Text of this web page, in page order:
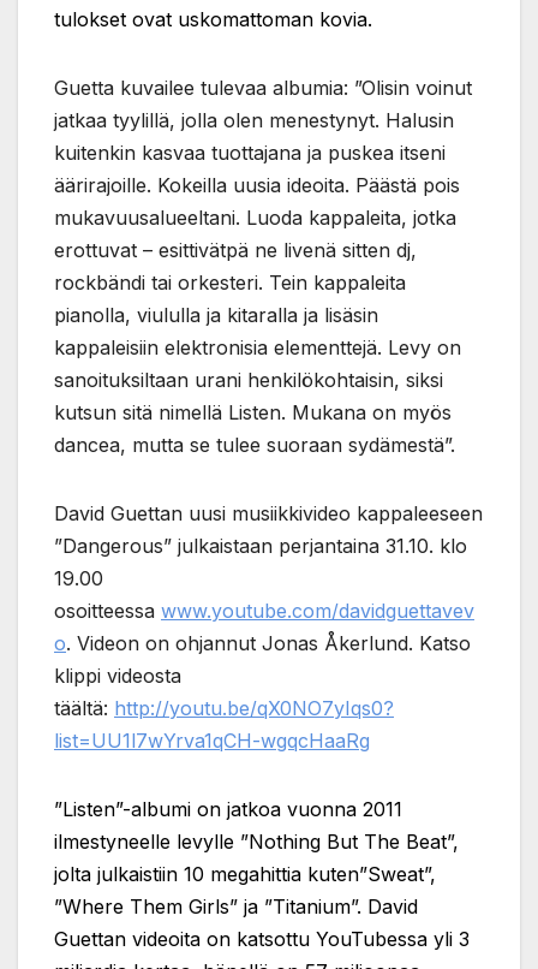
tulokset ovat uskomattoman kovia.
Guetta kuvailee tulevaa albumia: ”Olisin voinut
jatkaa tyylillä, jolla olen menestynyt. Halusin
kuitenkin kasvaa tuottajana ja puskea itseni
äärirajoille. Kokeilla uusia ideoita. Päästä pois
mukavuusalueeltani. Luoda kappaleita, jotka
erottuvat – esittivätpä ne livenä sitten dj,
rockbändi tai orkesteri. Tein kappaleita
pianolla, viululla ja kitaralla ja lisäsin
kappaleisiin elektronisia elementtejä. Levy on
sanoituksiltaan urani henkilökohtaisin, siksi
kutsun sitä nimellä Listen. Mukana on myös
dancea, mutta se tulee suoraan sydämestä”.
David Guettan uusi musiikkivideo kappaleeseen
”Dangerous” julkaistaan perjantaina 31.10. klo
19.00
osoitteessa www.youtube.com/davidguettavev
o. Videon on ohjannut Jonas Åkerlund. Katso
klippi videosta
täältä: http://youtu.be/qX0NO7yIqs0?
list=UU1l7wYrva1qCH-wgqcHaaRg
”Listen”-albumi on jatkoa vuonna 2011
ilmestyneelle levylle ”Nothing But The Beat”,
jolta julkaistiin 10 megahittia kuten”Sweat”,
”Where Them Girls” ja ”Titanium”. David
Guettan videoita on katsottu YouTubessa yli 3